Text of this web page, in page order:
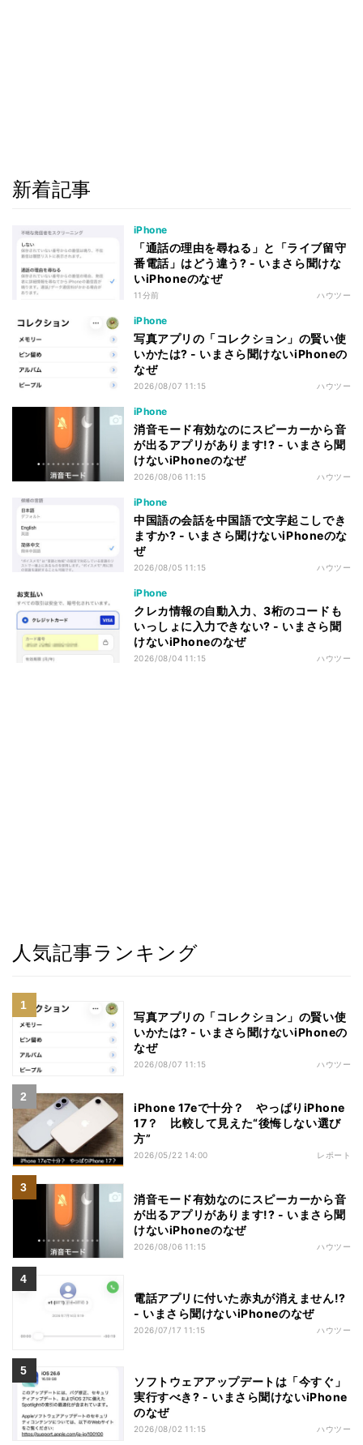
新着記事
iPhone
「通話の理由を尋ねる」と「ライブ留守
番電話」はどう違う? - いまさら聞けな
いiPhoneのなぜ
11分前 ハウツー
iPhone
写真アプリの「コレクション」の賢い使
いかたは? - いまさら聞けないiPhoneの
なぜ
2026/08/07 11:15 ハウツー
iPhone
消音モード有効なのにスピーカーから音
が出るアプリがあります!? - いまさら聞
けないiPhoneのなぜ
2026/08/06 11:15 ハウツー
iPhone
中国語の会話を中国語で文字起こしでき
ますか? - いまさら聞けないiPhoneのな
ぜ
2026/08/05 11:15 ハウツー
iPhone
クレカ情報の自動入力、3桁のコードも
いっしょに入力できない? - いまさら聞
けないiPhoneのなぜ
2026/08/04 11:15 ハウツー
人気記事ランキング
写真アプリの「コレクション」の賢い使
いかたは? - いまさら聞けないiPhoneの
なぜ
2026/08/07 11:15 ハウツー
iPhone 17eで十分？ やっぱりiPhone
17？ 比較して見えた“後悔しない選び
方”
2026/05/22 14:00 レポート
消音モード有効なのにスピーカーから音
が出るアプリがあります!? - いまさら聞
けないiPhoneのなぜ
2026/08/06 11:15 ハウツー
電話アプリに付いた赤丸が消えません!?
- いまさら聞けないiPhoneのなぜ
2026/07/17 11:15 ハウツー
ソフトウェアアップデートは「今すぐ」
実行すべき? - いまさら聞けないiPhone
のなぜ
2026/08/02 11:15 ハウツー